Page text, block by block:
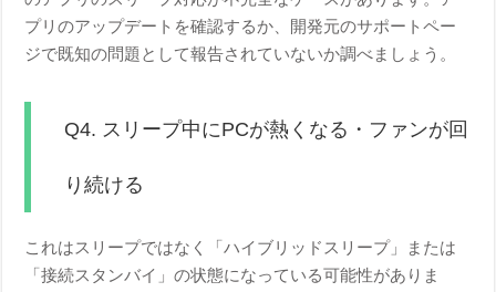
プリのアップデートを確認するか、開発元のサポートペー
ジで既知の問題として報告されていないか調べましょう。
Q4. スリープ中にPCが熱くなる・ファンが回
り続ける
これはスリープではなく「ハイブリッドスリープ」または
「接続スタンバイ」の状態になっている可能性がありま